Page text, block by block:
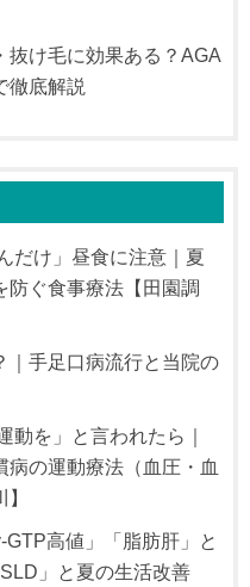
抜け毛に効果ある？AGA
徹底解説
だけ」昼食に注意｜夏
防ぐ食事療法【田園調
｜手足口病流行と当院の
動を」と言われたら｜
の運動療法（血圧・血
GTP高値」「脂肪肝」と
」と夏の生活改善